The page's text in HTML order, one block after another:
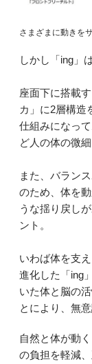
さまざまに動きを
しかし「ing」
座面下に搭載
カ」に2層構造
仕組みになっ
ど人の体の微
また、バラン
のため、体を
うな揺り戻し
ント。
いわば体を支
進化した「ing
いた体と脳の
とにより、無
自然と体が動
の負担を軽減